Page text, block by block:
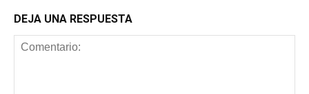
DEJA UNA RESPUESTA